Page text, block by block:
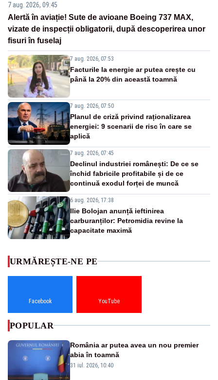
7 aug. 2026, 09:45
Alertă în aviație! Sute de avioane Boeing 737 MAX,
vizate de inspecții obligatorii, după descoperirea unor
fisuri în fuselaj
7 aug. 2026, 07:53
Facturile la energie ar putea crește cu
până la 20% din această toamnă
7 aug. 2026, 07:50
Planul de criză privind raționalizarea
energiei: 9 scenarii de risc în care se
aplică
7 aug. 2026, 07:45
Declinul industriei românești: De ce se
închid fabricile profitabile și de ce
continuă exodul forței de muncă
6 aug. 2026, 17:38
Ilie Bolojan anunță ieftinirea
carburanților: Petromidia revine la
capacitate maximă
URMĂREȘTE-NE PE
Facebook YouTube
POPULAR
România ar putea avea un nou premier
abia în toamnă
31 iul. 2026, 10:40